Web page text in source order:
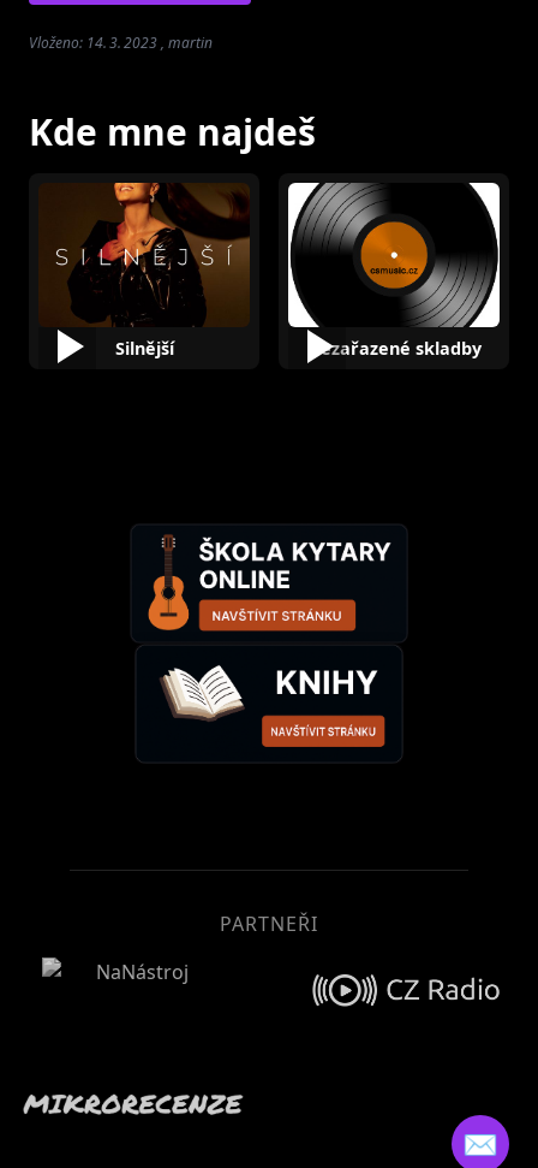
Vloženo: 14. 3. 2023 , martin
Kde mne najdeš
Silnější Nezařazené skladby
PARTNEŘI
✉️